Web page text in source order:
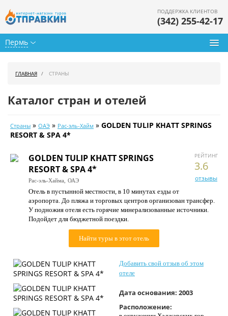
Пермь
ПОДДЕРЖКА КЛИЕНТОВ
(342) 255-42-17
Календарь туров
Цены дня
Страны
Как купить
О нас
ГЛАВНАЯ СТРАНЫ
Каталог стран и отелей
Страны » ОАЭ » Рас-эль-Хайм » GOLDEN TULIP KHATT SPRINGS
RESORT & SPA 4*
РЕЙТИНГ
3.6
отзывы
GOLDEN TULIP KHATT SPRINGS
RESORT & SPA 4*
Рас-эль-Хайма, ОАЭ
Отель в пустынной местности, в 10 минутах езды от
аэропорта. До пляжа и торговых центров организован трансфер.
У подножия отеля есть горячие минерализованные источники.
Подойдет для бюджетной поездки.
Найти туры в этот отель
Добавить свой отзыв об этом
отеле
Дата основания: 2003
Расположение: